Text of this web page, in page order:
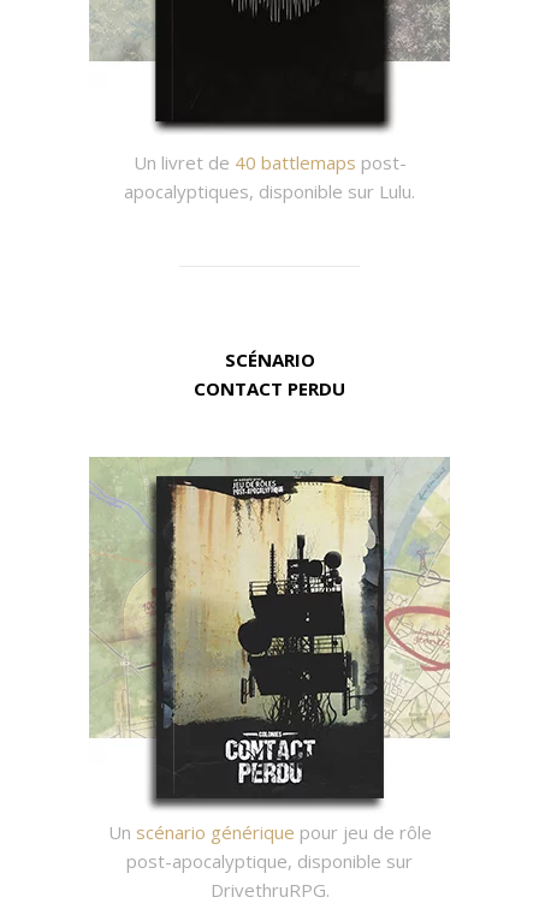
Un livret de 40 battlemaps post-
apocalyptiques, disponible sur Lulu.
SCÉNARIO
CONTACT PERDU
Un scénario générique pour jeu de rôle
post-apocalyptique, disponible sur
DrivethruRPG.